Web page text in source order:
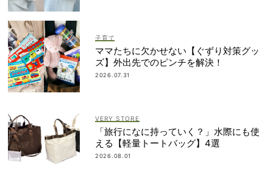
子育て
ママたちに欠かせない【ぐずり対策グッ
ズ】外出先でのピンチを解決！
2026.07.31
VERY STORE
「旅行になに持っていく？」水際にも使
える【軽量トートバッグ】4選
2026.08.01